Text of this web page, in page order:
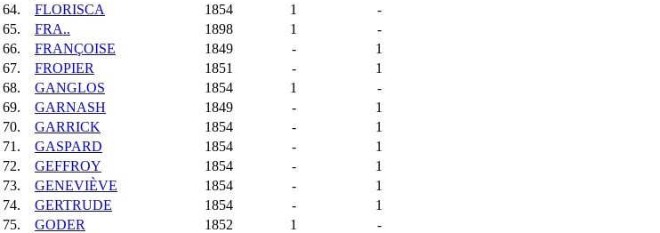
64.
FLORISCA 1854 1
-
65.
FRA.. 1898 1
-
66.
FRANÇOISE 1849 -
1
67.
FROPIER 1851 -
1
68.
GANGLOS 1854 1
-
69.
GARNASH 1849 -
1
70.
GARRICK 1854 -
1
71.
GASPARD 1854 -
1
72.
GEFFROY 1854 -
1
73.
GENEVIÈVE 1854 -
1
74.
GERTRUDE 1854 -
1
75.
GODER 1852 1
-